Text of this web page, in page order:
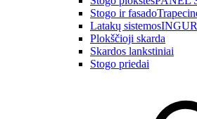
Stogo ir fasado
Latakų sistemos
Plokščioji skarda
Skardos lankstiniai
Stogo priedai